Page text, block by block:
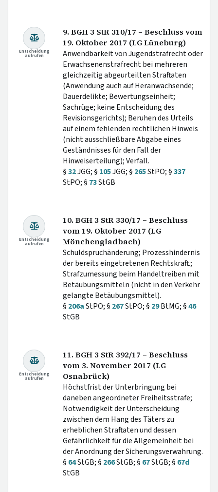
Entscheidung
aufrufen
9. BGH 3 StR 310/17 – Beschluss vom
19. Oktober 2017 (LG Lüneburg)
Anwendbarkeit von Jugendstrafrecht oder
Erwachsenenstrafrecht bei mehreren
gleichzeitig abgeurteilten Straftaten
(Anwendung auch auf Heranwachsende;
Dauerdelikte; Bewertungseinheit;
Sachrüge; keine Entscheidung des
Revisionsgerichts); Beruhen des Urteils
auf einem fehlenden rechtlichen Hinweis
(nicht ausschließbare Abgabe eines
Geständnisses für den Fall der
Hinweiserteilung); Verfall.
§32JGG; § 105JGG; § 265StPO; §337
StPO; § 73StGB
Entscheidung
aufrufen
10. BGH 3 StR 330/17 – Beschluss
vom 19. Oktober 2017 (LG
Mönchengladbach)
Schuldspruchänderung; Prozesshindernis
der bereits eingetretenen Rechtskraft.;
Strafzumessung beim Handeltreiben mit
Betäubungsmitteln (nicht in den Verkehr
gelangte Betäubungsmittel).
§ 206aStPO; § 267StPO; § 29BtMG; §46
StGB
Entscheidung
aufrufen
11. BGH 3 StR 392/17 – Beschluss
vom 3. November 2017 (LG
Osnabrück)
Höchstfrist der Unterbringung bei
daneben angeordneter Freiheitsstrafe;
Notwendigkeit der Unterscheidung
zwischen dem Hang des Täters zu
erheblichen Straftaten und dessen
Gefährlichkeit für die Allgemeinheit bei
der Anordnung der Sicherungsverwahrung.
§ 64StGB; § 266StGB; § 67StGB; § 67d
StGB